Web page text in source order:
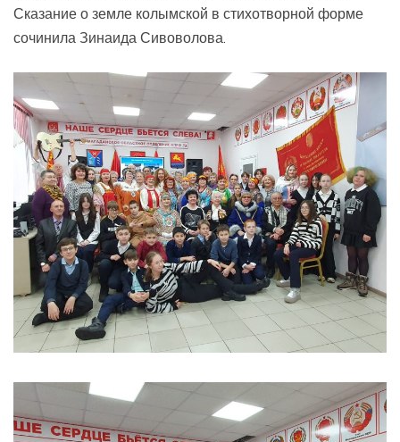
Сказание о земле колымской в стихотворной форме
сочинила Зинаида Сивоволова.